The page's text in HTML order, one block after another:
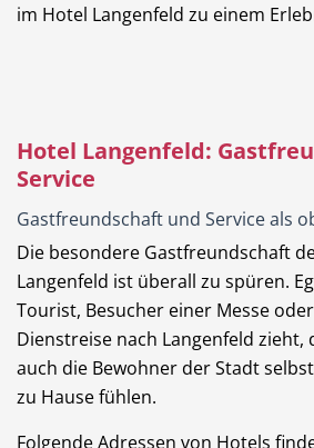
im Hotel Langenfeld zu einem
Hotel Langenfeld:
Service
Gastfreundschaft und Service als
Die besondere Gastfreundschaft
Langenfeld ist überall zu spüren.
Tourist, Besucher einer Messe
Dienstreise nach Langenfeld
auch die Bewohner der Stadt
zu Hause fühlen.
Folgende Adressen von Hotels